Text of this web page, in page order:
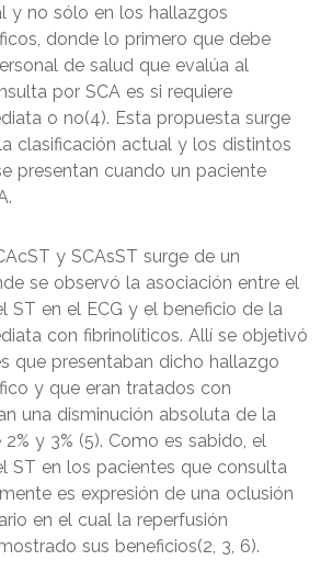
y no sólo en los hallazgos
donde lo primero que debe
de salud que evalúa al
por SCA es si requiere
o no(4). Esta propuesta surge
clasificación actual y los distintos
presentan cuando un paciente
y SCAsST surge de un
se observó la asociación entre el
ST en el ECG y el beneficio de la
con fibrinolíticos. Allí se objetivó
que presentaban dicho hallazgo
y que eran tratados con
una disminución absoluta de la
y 3% (5). Como es sabido, el
ST en los pacientes que consulta
es expresión de una oclusión
en el cual la reperfusión
sus beneficios(2, 3, 6).